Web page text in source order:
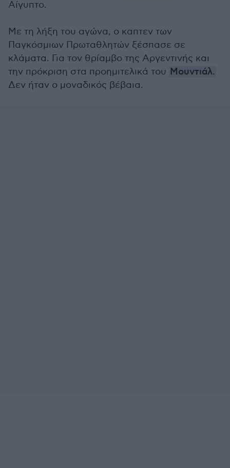
Αίγυπτο.
Με τη λήξη του αγώνα, ο καπτεν των
Παγκόσμιων Πρωταθλητών ξέσπασε σε
κλάματα. Για τον θρίαμβο της Αργεντινής και
την πρόκριση στα προημιτελικά του Μουντιάλ.
Δεν ήταν ο μοναδικός βέβαια.